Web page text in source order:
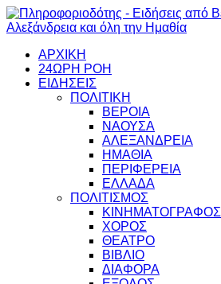
ΑΡΧΙΚΗ
24ΩΡΗ ΡΟΗ
ΕΙΔΗΣΕΙΣ
ΠΟΛΙΤΙΚΗ
ΒΕΡΟΙΑ
ΝΑΟΥΣΑ
ΑΛΕΞΑΝΔΡΕΙΑ
ΗΜΑΘΙΑ
ΠΕΡΙΦΕΡΕΙΑ
ΕΛΛΑΔΑ
ΠΟΛΙΤΙΣΜΟΣ
ΚΙΝΗΜΑΤΟΓΡΑΦΟΣ
ΧΟΡΟΣ
ΘΕΑΤΡΟ
ΒΙΒΛΙΟ
ΔΙΑΦΟΡΑ